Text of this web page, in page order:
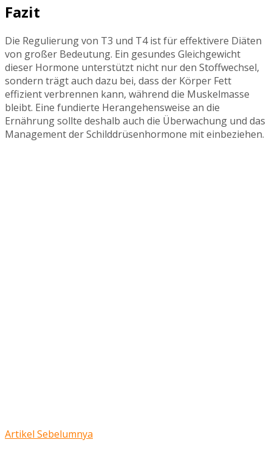
Fazit
Die Regulierung von T3 und T4 ist für effektivere Diäten
von großer Bedeutung. Ein gesundes Gleichgewicht
dieser Hormone unterstützt nicht nur den Stoffwechsel,
sondern trägt auch dazu bei, dass der Körper Fett
effizient verbrennen kann, während die Muskelmasse
bleibt. Eine fundierte Herangehensweise an die
Ernährung sollte deshalb auch die Überwachung und das
Management der Schilddrüsenhormone mit einbeziehen.
Artikel Sebelumnya